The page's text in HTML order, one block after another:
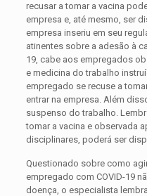
recusar a tomar a vacina
empresa e, até mesmo, ser
empresa inseriu em seu
atinentes sobre a adesão à
19, cabe aos empregados
e medicina do trabalho
empregado se recuse a
entrar na empresa. Além
suspenso do trabalho.
tomar a vacina e observada
disciplinares, poderá ser
Questionado sobre como
empregado com COVID-19
doença, o especialista